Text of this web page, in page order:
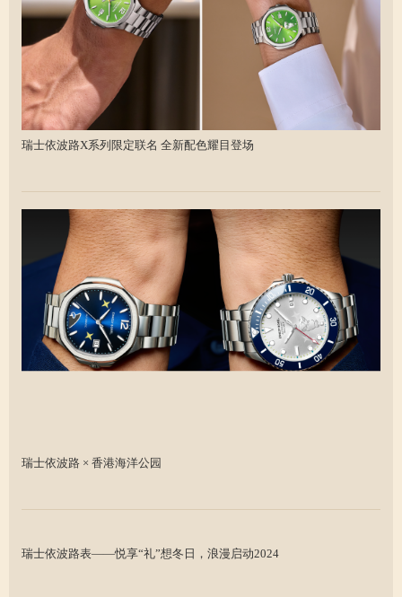
瑞士依波路X系列限定联名 全新配色耀目登场
瑞士依波路 × 香港海洋公园
瑞士依波路表——悦享“礼”想冬日，浪漫启动2024